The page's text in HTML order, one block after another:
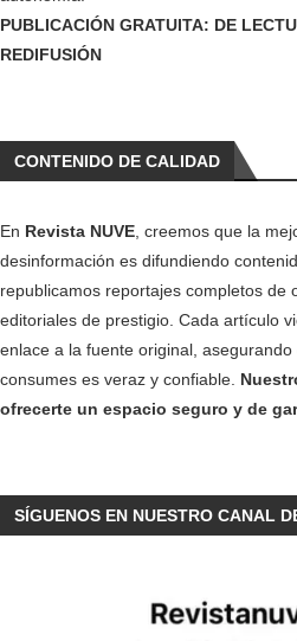
PUBLICACIÓN GRATUITA: DE
REDIFUSIÓN
CONTENIDO DE CALIDAD
En Revista NUVE , creemos que la
desinformación es difundiendo
republicamos reportajes completos de
editoriales de prestigio. Cada artículo
enlace a la fuente original,
consumes es veraz y confiable.
ofrecerte un espacio seguro y de
SÍGUENOS EN NUESTRO CANAL